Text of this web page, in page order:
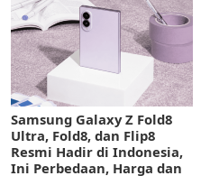
Samsung Galaxy Z Fold8
Ultra, Fold8, dan Flip8
Resmi Hadir di Indonesia,
Ini Perbedaan, Harga dan